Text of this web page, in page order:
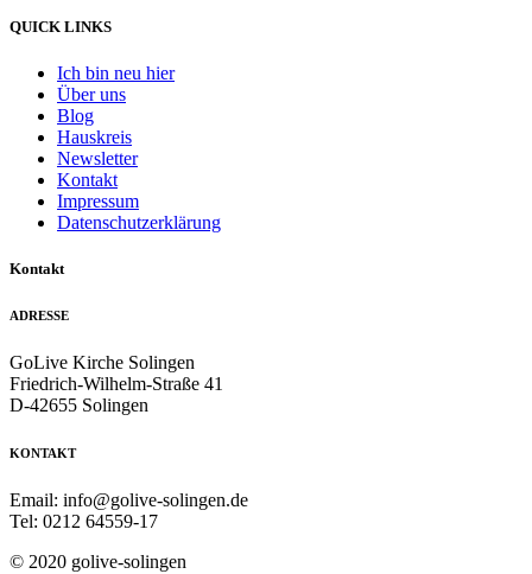
QUICK LINKS
Ich bin neu hier
Über uns
Blog
Hauskreis
Newsletter
Kontakt
Impressum
Datenschutzerklärung
Kontakt
ADRESSE
GoLive Kirche Solingen
Friedrich-Wilhelm-Straße 41
D-42655 Solingen
KONTAKT
Email: info@golive-solingen.de
Tel: 0212 64559-17
© 2020 golive-solingen